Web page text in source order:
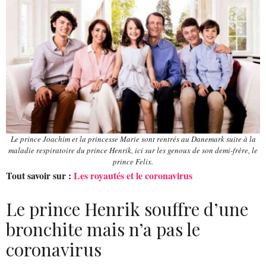
Le prince Joachim et la princesse Marie sont rentrés au Danemark suite à la
maladie respiratoire du prince Henrik, ici sur les genoux de son demi-frère, le
prince Felix.
Tout savoir sur : Les royautés et le coronavirus
Le prince Henrik souffre d’une
bronchite mais n’a pas le
coronavirus